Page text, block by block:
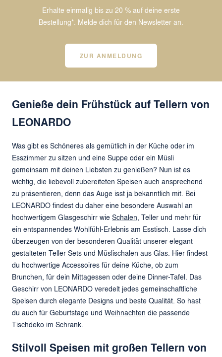
Erhalte einmalig bis zu 20 % auf deine erste
Bestellung*. Melde dich für den Newsletter an.
ZUR ANMELDUNG
Genieße dein Frühstück auf Tellern von
LEONARDO
Was gibt es Schöneres als gemütlich in der Küche oder im
Esszimmer zu sitzen und eine Suppe oder ein Müsli
gemeinsam mit deinen Liebsten zu genießen? Nun ist es
wichtig, die liebevoll zubereiteten Speisen auch ansprechend
zu präsentieren, denn das Auge isst ja bekanntlich mit. Bei
LEONARDO findest du daher eine besondere Auswahl an
hochwertigem Glasgeschirr wie Schalen, Teller und mehr für
ein entspannendes Wohlfühl-Erlebnis am Esstisch. Lasse dich
überzeugen von der besonderen Qualität unserer elegant
gestalteten Teller Sets und Müslischalen aus Glas. Hier findest
du hochwertige Accessoires für deine Küche, ob zum
Brunchen, für dein Mittagessen oder deine Dinner-Tafel. Das
Geschirr von LEONARDO veredelt jedes gemeinschaftliche
Speisen durch elegante Designs und beste Qualität. So hast
du auch für Geburtstage und Weihnachten die passende
Tischdeko im Schrank.
Stilvoll Speisen mit großen Tellern von